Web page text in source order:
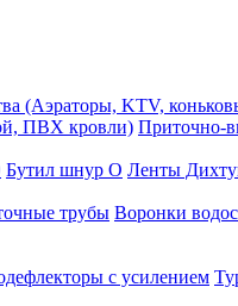
(Аэраторы, KTV,
ПВХ кровли) Приточно-
Бутил шнур О Ленты
трубы Воронки
с усилением